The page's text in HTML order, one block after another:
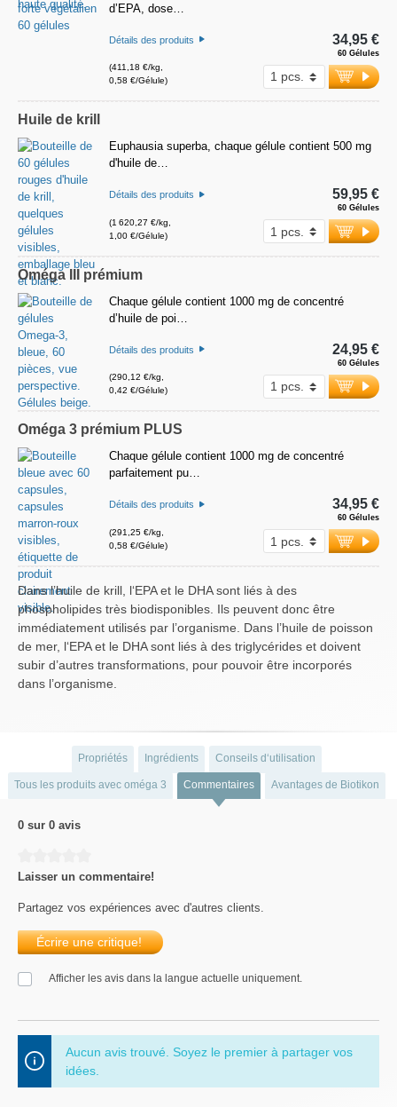
d’EPA, dose…
Détails des produits
(411,18 €/kg,
0,58 €/Gélule)
60 Gélules
34,95 €
Huile de krill
Euphausia superba, chaque gélule contient 500 mg
d'huile de…
Détails des produits
(1 620,27 €/kg,
1,00 €/Gélule)
60 Gélules
59,95 €
Oméga III prémium
Chaque gélule contient 1000 mg de concentré
d’huile de poi…
Détails des produits
(290,12 €/kg,
0,42 €/Gélule)
60 Gélules
24,95 €
Oméga 3 prémium PLUS
Chaque gélule contient 1000 mg de concentré
parfaitement pu…
Détails des produits
(291,25 €/kg,
0,58 €/Gélule)
60 Gélules
34,95 €
Dans l’huile de krill, l‘EPA et le DHA sont liés à des
phospholipides très biodisponibles. Ils peuvent donc être
immédiatement utilisés par l’organisme. Dans l’huile de poisson
de mer, l‘EPA et le DHA sont liés à des triglycérides et doivent
subir d’autres transformations, pour pouvoir être incorporés
dans l’organisme.
Propriétés Ingrédients Conseils d‘utilisation
Tous les produits avec oméga 3 Commentaires Avantages de Biotikon
0 sur 0 avis
Laisser un commentaire!
Partagez vos expériences avec d'autres clients.
Écrire une critique!
Afficher les avis dans la langue actuelle uniquement.
Aucun avis trouvé. Soyez le premier à partager vos
idées.